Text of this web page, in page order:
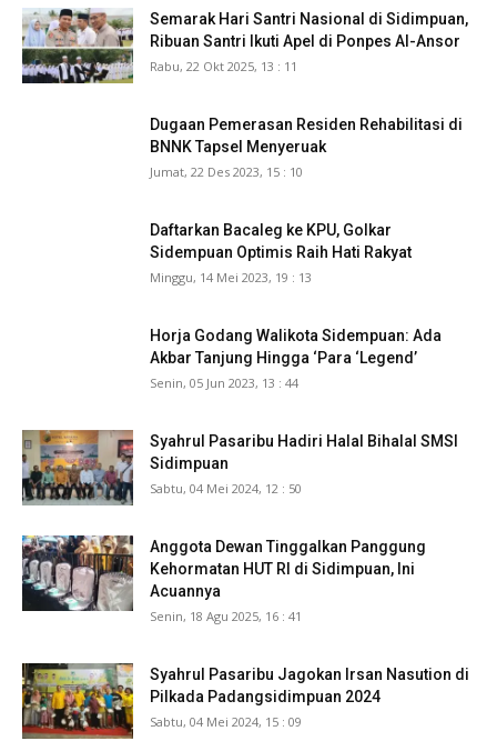
Semarak Hari Santri Nasional di Sidimpuan,
Ribuan Santri Ikuti Apel di Ponpes Al-Ansor
Rabu, 22 Okt 2025, 13 : 11
Dugaan Pemerasan Residen Rehabilitasi di
BNNK Tapsel Menyeruak
Jumat, 22 Des 2023, 15 : 10
Daftarkan Bacaleg ke KPU, Golkar
Sidempuan Optimis Raih Hati Rakyat
Minggu, 14 Mei 2023, 19 : 13
Horja Godang Walikota Sidempuan: Ada
Akbar Tanjung Hingga ‘Para ‘Legend’
Senin, 05 Jun 2023, 13 : 44
Syahrul Pasaribu Hadiri Halal Bihalal SMSI
Sidimpuan
Sabtu, 04 Mei 2024, 12 : 50
Anggota Dewan Tinggalkan Panggung
Kehormatan HUT RI di Sidimpuan, Ini
Acuannya
Senin, 18 Agu 2025, 16 : 41
Syahrul Pasaribu Jagokan Irsan Nasution di
Pilkada Padangsidimpuan 2024
Sabtu, 04 Mei 2024, 15 : 09